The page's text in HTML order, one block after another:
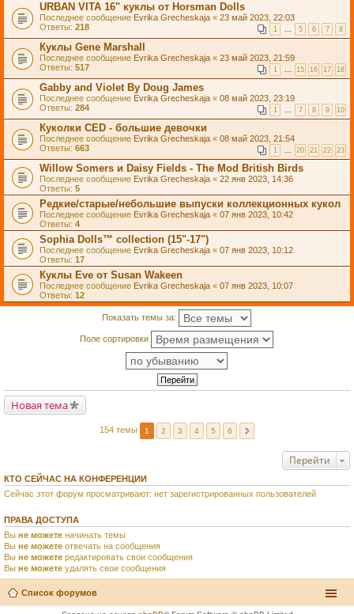
URBAN VITA 16" куклы от Horsman Dolls
Последнее сообщение Evrika Grecheskaja « 23 май 2023, 22:03
Ответы: 218 1 … 5 6 7 8
Куклы Gene Marshall
Последнее сообщение Evrika Grecheskaja « 23 май 2023, 21:59
Ответы: 517 1 … 15 16 17 18
Gabby and Violet By Doug James
Последнее сообщение Evrika Grecheskaja « 08 май 2023, 23:19
Ответы: 284 1 … 7 8 9 10
Куколки CED - большие девочки
Последнее сообщение Evrika Grecheskaja « 08 май 2023, 21:54
Ответы: 663 1 … 20 21 22 23
Willow Somers и Daisy Fields - The Mod British Birds
Последнее сообщение Evrika Grecheskaja « 22 янв 2023, 14:36
Ответы: 5
Редкие/старые/небольшие выпуски коллекционных кукол
Последнее сообщение Evrika Grecheskaja « 07 янв 2023, 10:42
Ответы: 4
Sophia Dolls™ collection (15"-17")
Последнее сообщение Evrika Grecheskaja « 07 янв 2023, 10:12
Ответы: 17
Куклы Eve от Susan Wakeen
Последнее сообщение Evrika Grecheskaja « 07 янв 2023, 10:07
Ответы: 12
Показать темы за:
Поле сортировки
Новая тема
154 темы 1 2 3 4 5 6
Перейти
КТО СЕЙЧАС НА КОНФЕРЕНЦИИ
Сейчас этот форум просматривают: нет зарегистрированных пользователей
ПРАВА ДОСТУПА
Вы не можете начинать темы
Вы не можете отвечать на сообщения
Вы не можете редактировать свои сообщения
Вы не можете удалять свои сообщения
Список форумов